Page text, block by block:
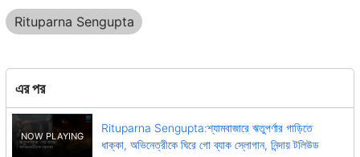
Rituparna Sengupta
এর পর
Rituparna Sengupta:শ্যামবাজারে ঋতুপর্ণার গাড়িতে
ধাক্কা, অভিনেত্রীকে ঘিরে গো ব্যাক স্লোগান, নিন্দায় টলিউড